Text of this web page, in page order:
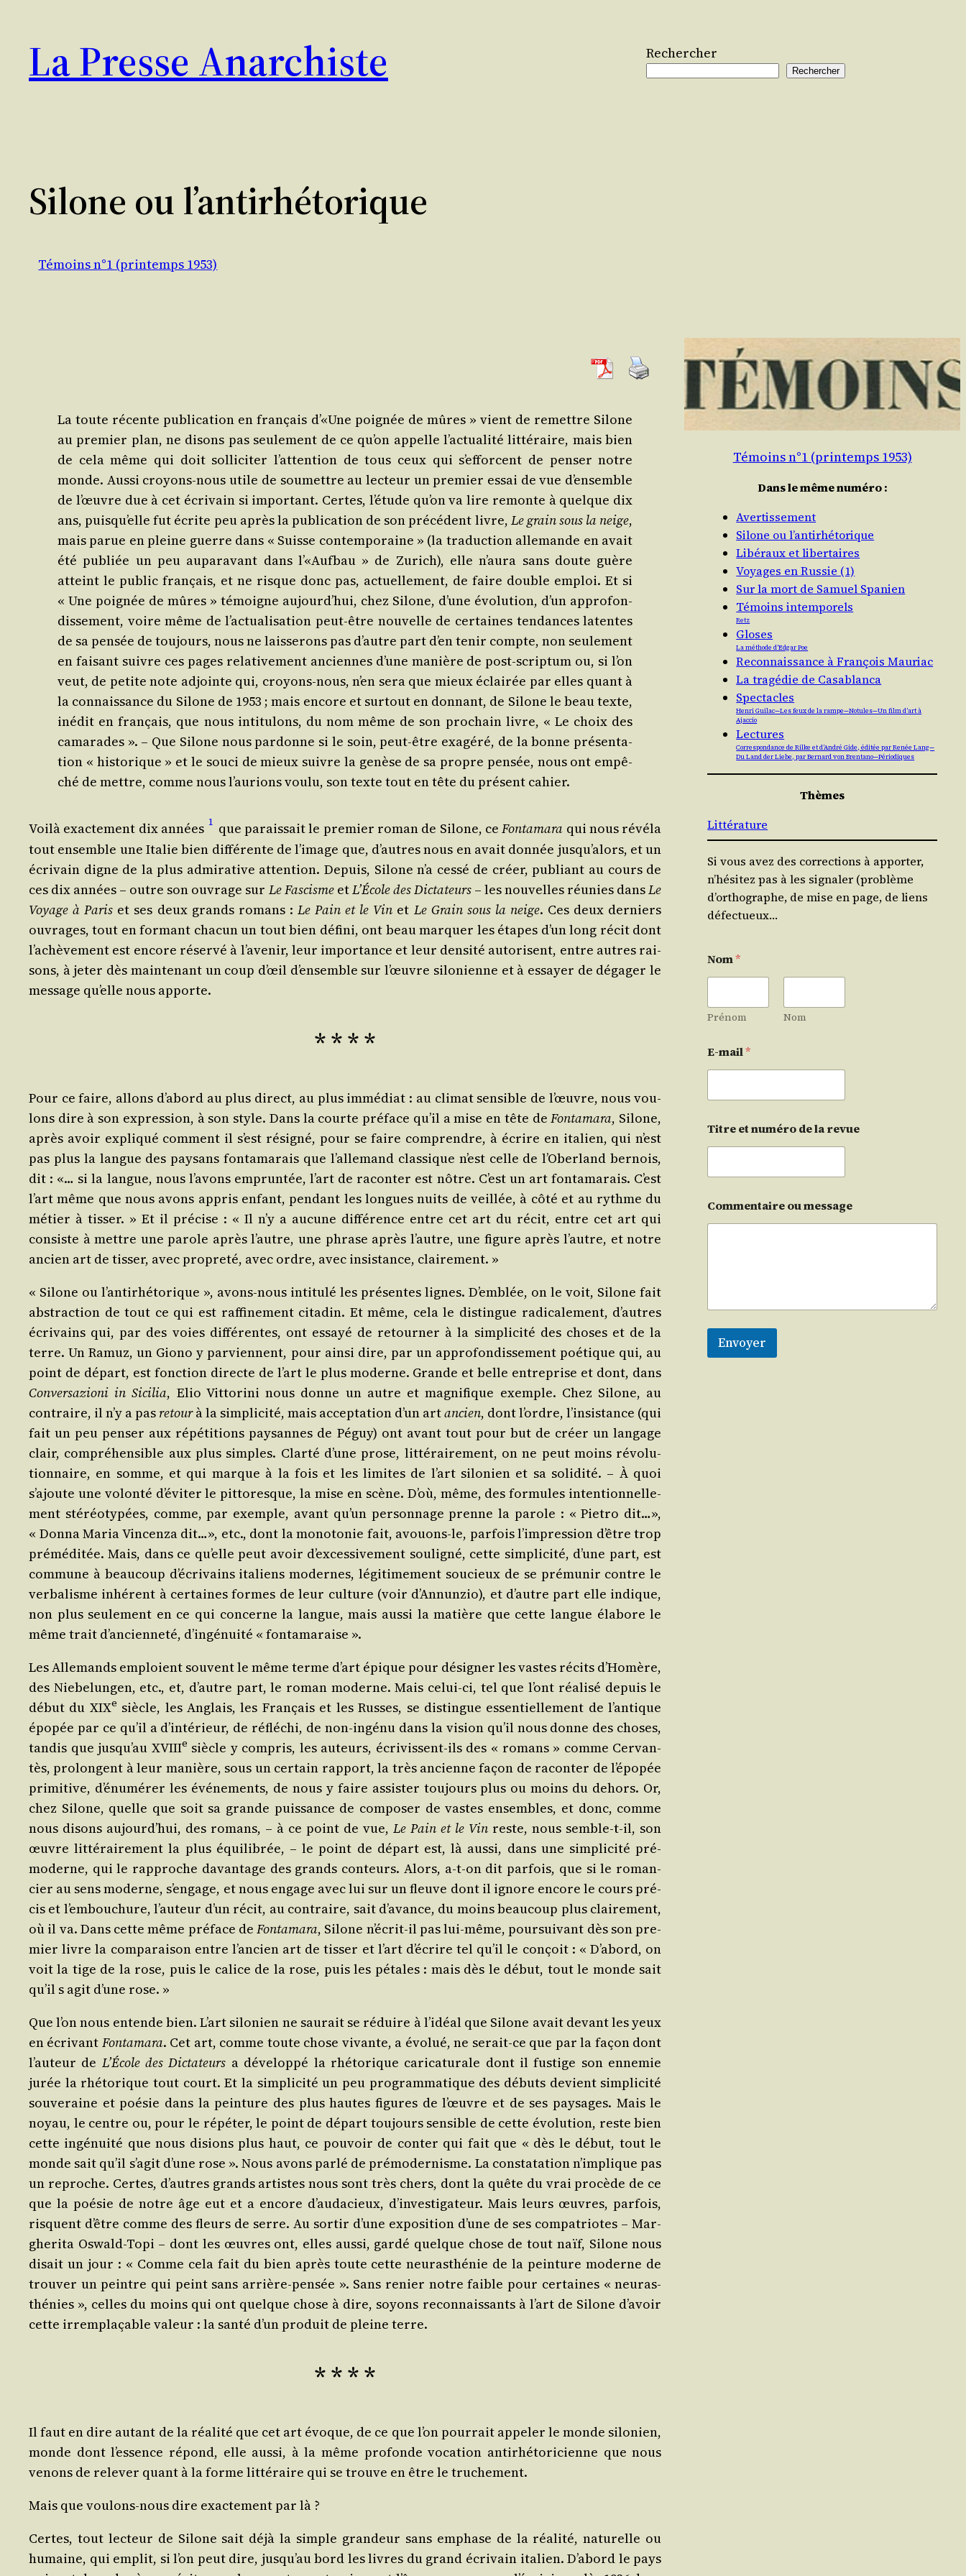
contenu
La Presse Anarchiste Rechercher
Rechercher
Silone ou l’antirhétorique
Témoins n°1 (printemps 1953)
La toute récente publi­ca­tion en fran­çais d’«Une poi­gnée de mûres » vient de remettre Silone
au pre­mier plan, ne disons pas seule­ment de ce qu’on appelle l’actualité lit­té­raire, mais bien
de cela même qui doit sol­li­ci­ter l’attention de tous ceux qui s’efforcent de pen­ser notre
monde. Aus­si croyons-nous utile de sou­mettre au lec­teur un pre­mier essai de vue d’ensemble
de l’œuvre due à cet écri­vain si impor­tant. Certes, l’étude qu’on va lire remonte à quelque dix
ans, puisqu’elle fut écrite peu après la publi­ca­tion de son pré­cé­dent livre, Le grain sous la neige,
mais parue en pleine guerre dans « Suisse contem­po­raine » (la tra­duc­tion alle­mande en avait
été publiée un peu aupa­ra­vant dans l’«Aufbau » de Zurich), elle n’aura sans doute guère
atteint le public fran­çais, et ne risque donc pas, actuel­le­ment, de faire double emploi. Et si
« Une poi­gnée de mûres » témoigne aujourd’hui, chez Silone, d’une évo­lu­tion, d’un appro­fon­
dis­se­ment, voire même de l’actualisation peut-être nou­velle de cer­taines ten­dances latentes
de sa pen­sée de tou­jours, nous ne lais­se­rons pas d’autre part d’en tenir compte, non seule­ment
en fai­sant suivre ces pages rela­ti­ve­ment anciennes d’une manière de post-scrip­tum ou, si l’on
veut, de petite note adjointe qui, croyons-nous, n’en sera que mieux éclai­rée par elles quant à
la connais­sance du Silone de 1953 ; mais encore et sur­tout en don­nant, de Silone le beau texte,
inédit en fran­çais, que nous inti­tu­lons, du nom même de son pro­chain livre, « Le choix des
cama­rades ». – Que Silone nous par­donne si le soin, peut-être exa­gé­ré, de la bonne pré­sen­ta­
tion « his­to­rique » et le sou­ci de mieux suivre la genèse de sa propre pen­sée, nous ont empê­
ché de mettre, comme nous l’aurions vou­lu, son texte tout en tête du pré­sent cahier.
Voi­là exac­te­ment dix années 1 que parais­sait le pre­mier roman de Silone, ceFon­ta­ma­ra qui nous révé­la
tout ensemble une Ita­lie bien dif­fé­rente de l’image que, d’autres nous en avait don­née jusqu’alors, et un
écri­vain digne de la plus admi­ra­tive atten­tion. Depuis, Silone n’a ces­sé de créer, publiant au cours de
ces dix années – outre son ouvrage sur Le Fas­cismeetL’École des Dic­ta­teurs– les nou­velles réunies dansLe
Voyage à Paris et ses deux grands romans : Le Pain et le Vin et Le Grain sous la neige. Ces deux der­niers
ouvrages, tout en for­mant cha­cun un tout bien défi­ni, ont beau mar­quer les étapes d’un long récit dont
l’achèvement est encore réser­vé à l’avenir, leur impor­tance et leur den­si­té auto­risent, entre autres rai­
sons, à jeter dès main­te­nant un coup d’œil d’ensemble sur l’œuvre silo­nienne et à essayer de déga­ger le
mes­sage qu’elle nous apporte.
* * * *
Pour ce faire, allons d’abord au plus direct, au plus immé­diat : au cli­mat sen­sible de l’œuvre, nous vou­
lons dire à son expres­sion, à son style. Dans la courte pré­face qu’il a mise en tête deFon­ta­ma­ra, Silone,
après avoir expli­qué com­ment il s’est rési­gné, pour se faire com­prendre, à écrire en ita­lien, qui n’est
pas plus la langue des pay­sans fon­ta­ma­rais que l’allemand clas­sique n’est celle de l’Oberland ber­nois,
dit : «… si la langue, nous l’avons emprun­tée, l’art de racon­ter est nôtre. C’est un art fon­ta­ma­rais. C’est
l’art même que nous avons appris enfant, pen­dant les longues nuits de veillée, à côté et au rythme du
métier à tis­ser. » Et il pré­cise : « Il n’y a aucune dif­fé­rence entre cet art du récit, entre cet art qui
consiste à mettre une parole après l’autre, une phrase après l’autre, une figure après l’autre, et notre
ancien art de tis­ser, avec pro­pre­té, avec ordre, avec insis­tance, clairement. »
« Silone ou l’antirhétorique », avons-nous inti­tu­lé les pré­sentes lignes. D’emblée, on le voit, Silone fait
abs­trac­tion de tout ce qui est raf­fi­ne­ment cita­din. Et même, cela le dis­tingue radi­ca­le­ment, d’autres
écri­vains qui, par des voies dif­fé­rentes, ont essayé de retour­ner à la sim­pli­ci­té des choses et de la
terre. Un Ramuz, un Gio­no y par­viennent, pour ain­si dire, par un appro­fon­dis­se­ment poé­tique qui, au
point de départ, est fonc­tion directe de l’art le plus moderne. Grande et belle entre­prise et dont, dans
Conver­sa­zio­ni in Sici­lia, Elio Vit­to­ri­ni nous donne un autre et magni­fique exemple. Chez Silone, au
contraire, il n’y a pas retourà la sim­pli­ci­té, mais accep­ta­tion d’un artancien, dont l’ordre, l’insistance (qui
fait un peu pen­ser aux répé­ti­tions pay­sannes de Péguy) ont avant tout pour but de créer un lan­gage
clair, com­pré­hen­sible aux plus simples. Clar­té d’une prose, lit­té­rai­re­ment, on ne peut moins révo­lu­
tion­naire, en somme, et qui marque à la fois et les limites de l’art silo­nien et sa soli­di­té. – À quoi
s’ajoute une volon­té d’éviter le pit­to­resque, la mise en scène. D’où, même, des for­mules inten­tion­nel­le­
ment sté­réo­ty­pées, comme, par exemple, avant qu’un per­son­nage prenne la parole : « Pie­tro dit…»,
« Don­na Maria Vin­cen­za dit…», etc., dont la mono­to­nie fait, avouons-le, par­fois l’impression d’être trop
pré­mé­di­tée. Mais, dans ce qu’elle peut avoir d’excessivement sou­li­gné, cette sim­pli­ci­té, d’une part, est
com­mune à beau­coup d’écrivains ita­liens modernes, légi­ti­me­ment sou­cieux de se pré­mu­nir contre le
ver­ba­lisme inhé­rent à cer­taines formes de leur culture (voir d’Annunzio), et d’autre part elle indique,
non plus seule­ment en ce qui concerne la langue, mais aus­si la matière que cette langue éla­bore le
même trait d’ancienneté, d’ingénuité « fontamaraise ».
Les Alle­mands emploient sou­vent le même terme d’art épique pour dési­gner les vastes récits d’Homère,
des Nie­be­lun­gen, etc., et, d’autre part, le roman moderne. Mais celui-ci, tel que l’ont réa­li­sé depuis le
début du XIXe siècle, les Anglais, les Fran­çais et les Russes, se dis­tingue essen­tiel­le­ment de l’antique
épo­pée par ce qu’il a d’intérieur, de réflé­chi, de non-ingé­nu dans la vision qu’il nous donne des choses,
tan­dis que jusqu’au XVIIIe siècle y com­pris, les auteurs, écri­vissent-ils des « romans » comme Cer­van­
tès, pro­longent à leur manière, sous un cer­tain rap­port, la très ancienne façon de racon­ter de l’épopée
pri­mi­tive, d’énumérer les évé­ne­ments, de nous y faire assis­ter tou­jours plus ou moins du dehors. Or,
chez Silone, quelle que soit sa grande puis­sance de com­po­ser de vastes ensembles, et donc, comme
nous disons aujourd’hui, des romans, – à ce point de vue,Le Pain et le Vin reste, nous semble-t-il, son
œuvre lit­té­rai­re­ment la plus équi­li­brée, – le point de départ est, là aus­si, dans une sim­pli­ci­té pré-
moderne, qui le rap­proche davan­tage des grands conteurs. Alors, a‑t-on dit par­fois, que si le roman­
cier au sens moderne, s’engage, et nous engage avec lui sur un fleuve dont il ignore encore le cours pré­
cis et l’embouchure, l’auteur d’un récit, au contraire, sait d’avance, du moins beau­coup plus clai­re­ment,
où il va. Dans cette même pré­face deFon­ta­ma­ra, Silone n’écrit-il pas lui-même, pour­sui­vant dès son pre­
mier livre la com­pa­rai­son entre l’ancien art de tis­ser et l’art d’écrire tel qu’il le conçoit : « D’abord, on
voit la tige de la rose, puis le calice de la rose, puis les pétales : mais dès le début, tout le monde sait
qu’il s agit d’une rose. »
Que l’on nous entende bien. L’art silo­nien ne sau­rait se réduire à l’idéal que Silone avait devant les yeux
en écri­vant Fon­ta­ma­ra. Cet art, comme toute chose vivante, a évo­lué, ne serait-ce que par la façon dont
l’auteur de L’École des Dic­ta­teurs a déve­lop­pé la rhé­to­rique cari­ca­tu­rale dont il fus­tige son enne­mie
jurée la rhé­to­rique tout court. Et la sim­pli­ci­té un peu pro­gram­ma­tique des débuts devient sim­pli­ci­té
sou­ve­raine et poé­sie dans la pein­ture des plus hautes figures de l’œuvre et de ses pay­sages. Mais le
noyau, le centre ou, pour le répé­ter, le point de départ tou­jours sen­sible de cette évo­lu­tion, reste bien
cette ingé­nui­té que nous disions plus haut, ce pou­voir de conter qui fait que « dès le début, tout le
monde sait qu’il s’agit d’une rose ». Nous avons par­lé de pré­mo­der­nisme. La consta­ta­tion n’implique pas
un reproche. Certes, d’autres grands artistes nous sont très chers, dont la quête du vrai pro­cède de ce
que la poé­sie de notre âge eut et a encore d’audacieux, d’investigateur. Mais leurs œuvres, par­fois,
risquent d’être comme des fleurs de serre. Au sor­tir d’une expo­si­tion d’une de ses com­pa­triotes – Mar­
ghe­ri­ta Oswald-Topi – dont les œuvres ont, elles aus­si, gar­dé quelque chose de tout naïf, Silone nous
disait un jour : « Comme cela fait du bien après toute cette neu­ras­thé­nie de la pein­ture moderne de
trou­ver un peintre qui peint sans arrière-pen­sée ». Sans renier notre faible pour cer­taines « neu­ras­
thé­nies », celles du moins qui ont quelque chose à dire, soyons recon­nais­sants à l’art de Silone d’avoir
cette irrem­pla­çable valeur : la san­té d’un pro­duit de pleine terre.
* * * *
Il faut en dire autant de la réa­li­té que cet art évoque, de ce que l’on pour­rait appe­ler le monde silo­nien,
monde dont l’essence répond, elle aus­si, à la même pro­fonde voca­tion anti­rhé­to­ri­cienne que nous
venons de rele­ver quant à la forme lit­té­raire qui se trouve en être le truchement.
Mais que vou­lons-nous dire exac­te­ment par là ?
Certes, tout lec­teur de Silone sait déjà la simple gran­deur sans emphase de la réa­li­té, natu­relle ou
humaine, qui emplit, si l’on peut dire, jusqu’au bord les livres du grand écri­vain ita­lien. D’abord le pays
Témoins n°1 (printemps 1953)
Dans le même numéro :
Avertissement
Silone ou l’antirhétorique
Libéraux et libertaires
Voyages en Russie (1)
Sur la mort de Samuel Spanien
Témoins intemporels
Retz
Gloses
La méthode d’Edgar Poe
Reconnaissance à François Mauriac
La tragédie de Casablanca
Spectacles
Henri Guilac — Les feux de la rampe — Notules — Un film d’art à
Ajaccio
Lectures
Correspondance de Rilke et d’André Gide, éditée par Renée Lang —
Du Land der Liebe, par Bernard von Brentano — Périodiques
Thèmes
Littérature
Si vous avez des corrections à apporter,
n’hésitez pas à les signaler (problème
d’orthographe, de mise en page, de liens
défectueux…
Nom*
Prénom Nom
E-mail*
Titre et numéro de la revue
Commentaire ou message
Envoyer